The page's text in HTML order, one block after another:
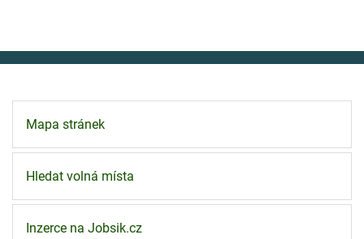
Mapa stránek
Hledat volná místa
Inzerce na Jobsik.cz